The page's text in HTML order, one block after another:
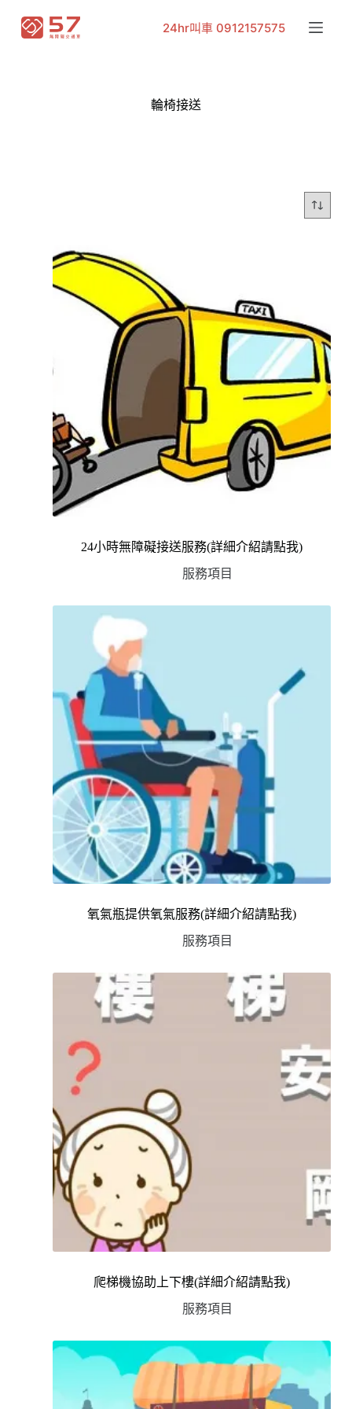
跳
至
24hr叫車 0912157575
輪椅接送
24小時無障礙接送服務(詳細介紹請點我)
服務項目
氧氣瓶提供氧氣服務(詳細介紹請點我)
服務項目
爬梯機協助上下樓(詳細介紹請點我)
服務項目